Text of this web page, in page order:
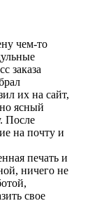
чем-то
заказа
их на сайт,
ясный
После
на почту и
печать и
ничего не
свое